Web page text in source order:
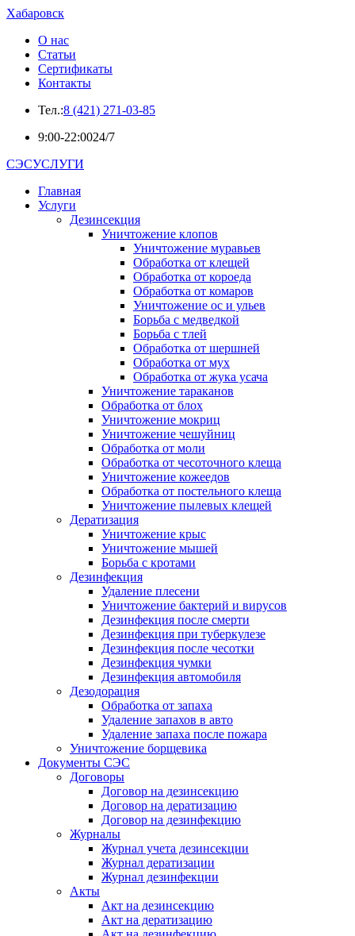
Хабаровск
О нас
Статьи
Сертификаты
Контакты
Тел.:8 (421) 271-03-85
9:00-22:0024/7
СЭСУСЛУГИ
Главная
Услуги
Дезинсекция
Уничтожение клопов
Уничтожение муравьев
Обработка от клещей
Обработка от короеда
Обработка от комаров
Уничтожение ос и ульев
Борьба с медведкой
Борьба с тлей
Обработка от шершней
Обработка от мух
Обработка от жука усача
Уничтожение тараканов
Обработка от блох
Уничтожение мокриц
Уничтожение чешуйниц
Обработка от моли
Обработка от чесоточного клеща
Уничтожение кожеедов
Обработка от постельного клеща
Уничтожение пылевых клещей
Дератизация
Уничтожение крыс
Уничтожение мышей
Борьба с кротами
Дезинфекция
Удаление плесени
Уничтожение бактерий и вирусов
Дезинфекция после смерти
Дезинфекция при туберкулезе
Дезинфекция после чесотки
Дезинфекция чумки
Дезинфекция автомобиля
Дезодорация
Обработка от запаха
Удаление запахов в авто
Удаление запаха после пожара
Уничтожение борщевика
Документы СЭС
Договоры
Договор на дезинсекцию
Договор на дератизацию
Договор на дезинфекцию
Журналы
Журнал учета дезинсекции
Журнал дератизации
Журнал дезинфекции
Акты
Акт на дезинсекцию
Акт на дератизацию